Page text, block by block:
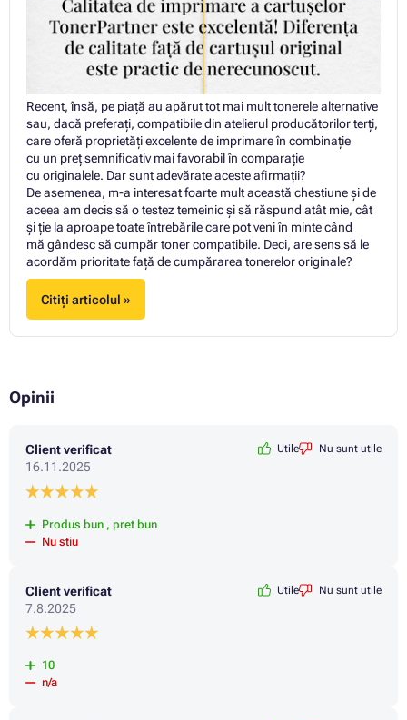
Recent, însă, pe piață au apărut tot mai mult tonerele alternative
sau, dacă preferați, compatibile din atelierul producătorilor terți,
care oferă proprietăți excelente de imprimare în combinație
cu un preț semnificativ mai favorabil în comparație
cu originalele. Dar sunt adevărate aceste afirmații?
De asemenea, m-a interesat foarte mult această chestiune și de
aceea am decis să o testez temeinic și să răspund atât mie, cât
și ție la aproape toate întrebările care pot veni în minte când
mă gândesc să cumpăr toner compatibile. Deci, are sens să le
acordăm prioritate față de cumpărarea tonerelor originale?
Citiți articolul »
Opinii
Client verificat
16.11.2025
Utile Nu sunt utile
Produs bun , pret bun
Nu stiu
Client verificat
7.8.2025
Utile Nu sunt utile
10
n/a